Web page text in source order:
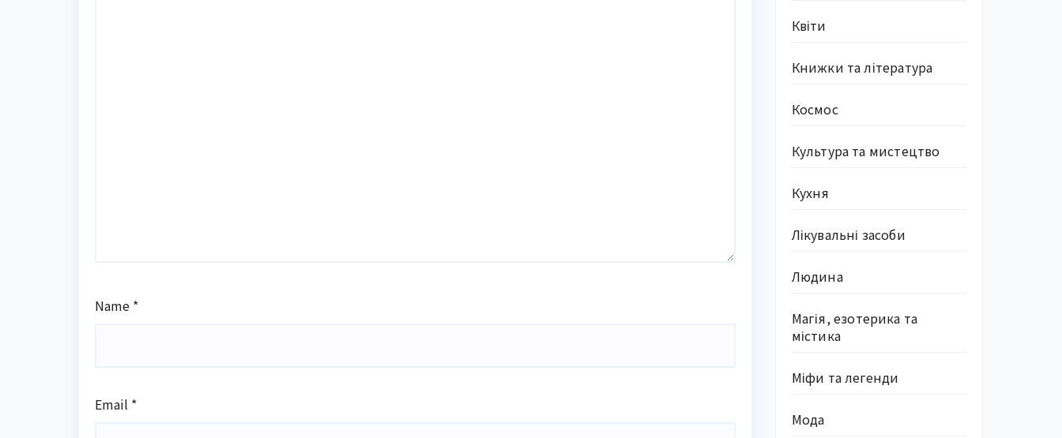
Name *
Email *
Квіти
Книжки та література
Космос
Культура та мистецтво
Кухня
Лікувальні засоби
Людина
Магія, езотерика та
містика
Міфи та легенди
Мода